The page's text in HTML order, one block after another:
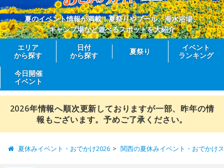
夏のイベント情報が満載！夏祭りやプール、海水浴場、
キャンプ場など遊べるスポットを大紹介
エリア
から探す
日付
から探す
夏祭り
イベント
ランキング
今日開催
イベント
2026年情報へ順次更新しておりますが一部、昨年の情
報もございます。予めご了承ください。
夏休みイベント・おでかけ2026 関西の夏休みイベント・おでかけ